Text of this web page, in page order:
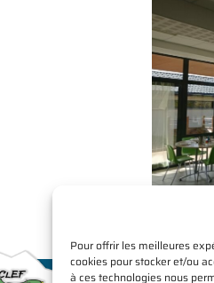
Pour offrir les meilleures
cookies pour stocker et/ou
à ces technologies nous